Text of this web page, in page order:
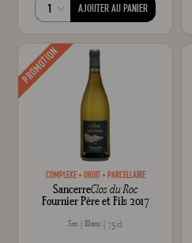
AJOUTER AU PANIER
PROMOTION
COMPLEXE DROIT PARCELLAIRE
SancerreClos du Roc
Fournier Père et Fils 2017
Sec Blanc 75 cl